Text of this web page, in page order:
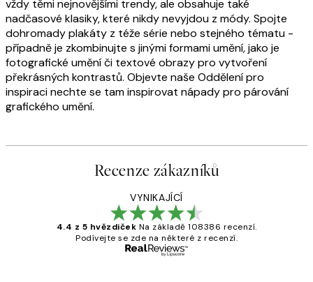
vždy těmi nejnovějšími trendy, ale obsahuje také
nadčasové klasiky, které nikdy nevyjdou z módy. Spojte
dohromady plakáty z téže série nebo stejného tématu -
případně je zkombinujte s jinými formami umění, jako je
fotografické umění či textové obrazy pro vytvoření
překrásných kontrastů. Objevte naše Oddělení pro
inspiraci nechte se tam inspirovat nápady pro párování
grafického umění.
Recenze zákazníků
VYNIKAJÍCÍ
4.4 z 5 hvězdiček Na základě 108386 recenzí.
Podívejte se zde na některé z recenzí.